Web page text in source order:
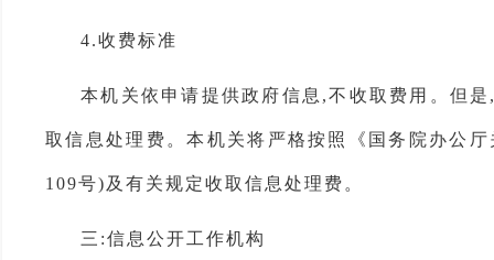
4.收费标准
本机关依申请提供政府信息,不收取费用。但
取信息处理费。本机关将严格按照《国务院办公
109号)及有关规定收取信息处理费。
三:信息公开工作机构